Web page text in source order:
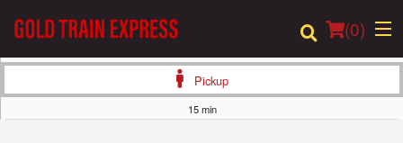
(0)
Pickup
15 min